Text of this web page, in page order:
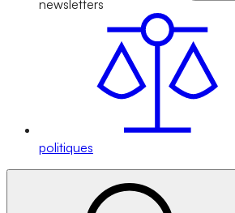
newsletters
politiques